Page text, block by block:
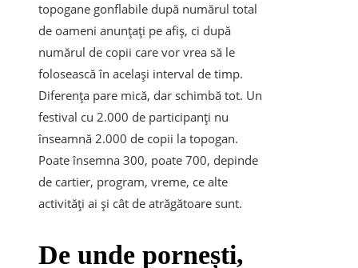
topogane gonflabile după numărul total
de oameni anunțați pe afiș, ci după
numărul de copii care vor vrea să le
folosească în același interval de timp.
Diferența pare mică, dar schimbă tot. Un
festival cu 2.000 de participanți nu
înseamnă 2.000 de copii la topogan.
Poate însemna 300, poate 700, depinde
de cartier, program, vreme, ce alte
activități ai și cât de atrăgătoare sunt.
De unde pornești,